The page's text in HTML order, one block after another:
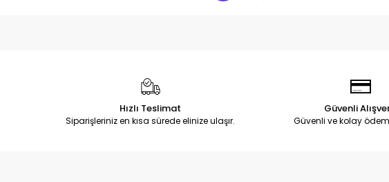
Hızlı Teslimat
Siparişleriniz en kısa sürede elinize ulaşır.
Güvenli
Güvenli ve kolay